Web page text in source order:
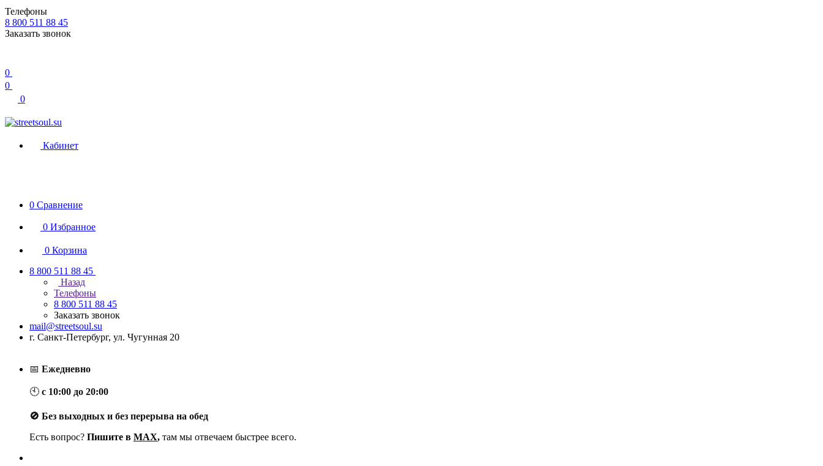
Телефоны
8 800 511 88 45
Заказать звонок
0
0
0
Кабинет
0 Сравнение
0 Избранное
0 Корзина
8 800 511 88 45
Назад
Телефоны
8 800 511 88 45
Заказать звонок
mail@streetsoul.su
г. Санкт-Петербург, ул. Чугунная 20
📅 Ежедневно
🕙 с 10:00 до 20:00
🚫 Без выходных и без перерыва на обед
Есть вопрос? Пишите в MAX, там мы отвечаем быстрее всего.